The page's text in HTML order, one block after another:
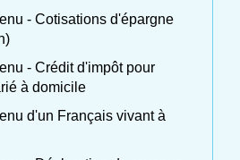
- Cotisations d'épargne
- Crédit d'impôt pour
à domicile
d'un Français vivant à